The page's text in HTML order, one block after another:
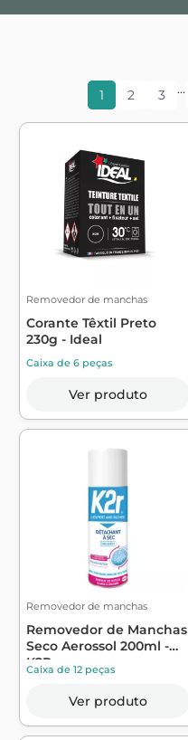
1 2 3 …
Removedor de manchas
Corante Têxtil Preto
230g - Ideal
Caixa de 6 peças
Ver produto
Removedor de manchas
Removedor de Manchas
Seco Aerossol 200ml -
K2R
Caixa de 12 peças
Ver produto